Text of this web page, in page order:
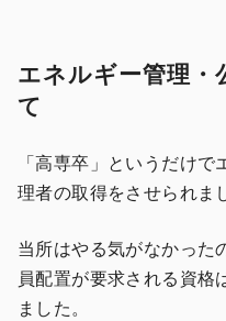
エネルギー管理・
て
「高専卒」というだけ
理者の取得をさせられま
当所はやる気がなかった
員配置が要求される資格
ました。